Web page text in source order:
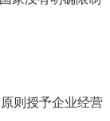
则授予企业经营